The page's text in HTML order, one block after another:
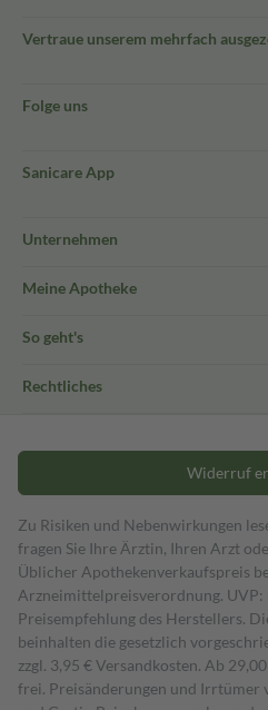
Vertraue unserem mehrfach
Folge uns
Sanicare App
Unternehmen
Meine Apotheke
So geht's
Rechtliches
Widerruf
Zu Risiken und Nebenwirkungen
fragen Sie Ihre Ärztin, Ihren Arzt
Üblicher Apothekenverkaufspreis
Arzneimittelpreisverordnung.
Preisempfehlung des Herstellers.
beinhalten die gesetzlich
zzgl. 3,95 € Versandkosten. Ab
frei. Preisänderungen und Irrtümer